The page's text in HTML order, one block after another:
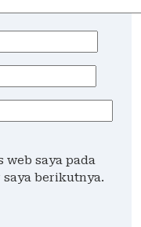
web saya pada
berikutnya.